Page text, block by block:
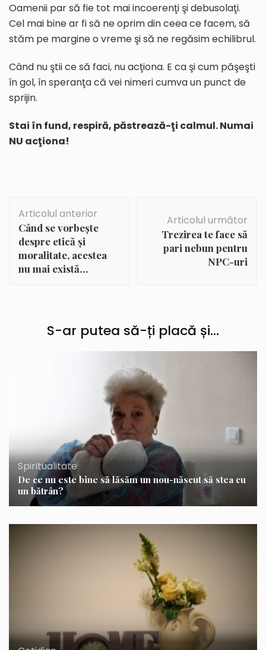
Oamenii par să fie tot mai incoerenţi şi debusolaţi.
Cel mai bine ar fi să ne oprim din ceea ce facem, să
stăm pe margine o vreme şi să ne regăsim echilibrul.
Când nu ştii ce să faci, nu acţiona. E ca şi cum păşeşti
în gol, în speranţa că vei nimeri cumva un punct de
sprijin.
Stai în fund, respiră, păstrează-ţi calmul. Numai
NU acţiona!
în
articole
Articolul anterior
Când se vorbește
despre etică și
moralitate, acestea
nu mai există…
Articolul următor
Trezirea te face să
pari nebun pentru
NPC-uri
S-ar putea să-ți placă și...
Spiritualitate
De ce nu este bine să lăsăm un nou-născut să stea cu
un bătrân?